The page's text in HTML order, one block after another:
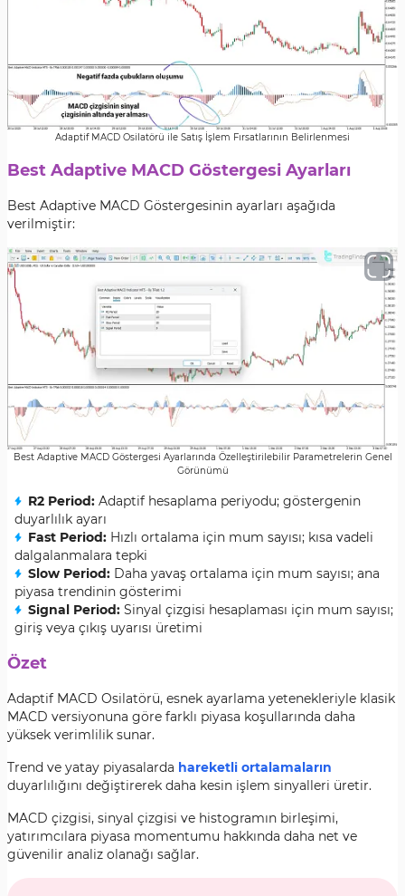
Adaptif MACD Osilatörü ile Satış İşlem Fırsatlarının Belirlenmesi
Best Adaptive MACD Göstergesi Ayarları
Best Adaptive MACD Göstergesinin ayarları aşağıda
verilmiştir:
Best Adaptive MACD Göstergesi Ayarlarında Özelleştirilebilir Parametrelerin Genel
Görünümü
R2 Period: Adaptif hesaplama periyodu; göstergenin
duyarlılık ayarı
Fast Period: Hızlı ortalama için mum sayısı; kısa vadeli
dalgalanmalara tepki
Slow Period: Daha yavaş ortalama için mum sayısı; ana
piyasa trendinin gösterimi
Signal Period: Sinyal çizgisi hesaplaması için mum sayısı;
giriş veya çıkış uyarısı üretimi
Özet
Adaptif MACD Osilatörü, esnek ayarlama yetenekleriyle klasik
MACD versiyonuna göre farklı piyasa koşullarında daha
yüksek verimlilik sunar.
Trend ve yatay piyasalarda hareketli ortalamaların
duyarlılığını değiştirerek daha kesin işlem sinyalleri üretir.
MACD çizgisi, sinyal çizgisi ve histogramın birleşimi,
yatırımcılara piyasa momentumu hakkında daha net ve
güvenilir analiz olanağı sağlar.